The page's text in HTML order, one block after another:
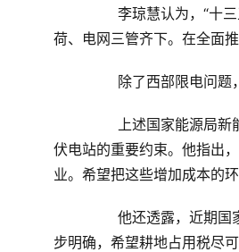
荷、电网三管齐下。在全面
　　除了西部限电问
伏电站的重要约束。他指出
业。希望把这些增加成本的
步明确，希望耕地占用税尽